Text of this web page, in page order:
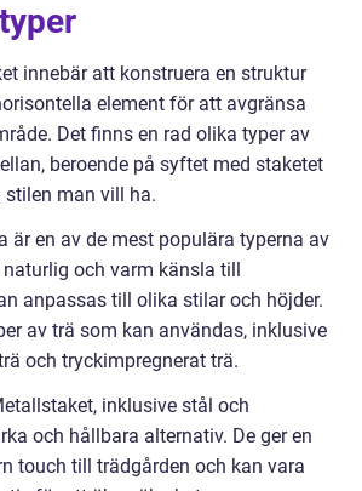
innebär att konstruera en struktur
element för att avgränsa
Det finns en rad olika typer av
beroende på syftet med staketet
stilen man vill ha.
är en av de mest populära typerna av
naturlig och varm känsla till
anpassas till olika stilar och höjder.
av trä som kan användas, inklusive
och tryckimpregnerat trä.
inklusive stål och
och hållbara alternativ. De ger en
touch till trädgården och kan vara